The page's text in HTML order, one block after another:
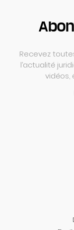
Recevez
l’actualité
vidéos,